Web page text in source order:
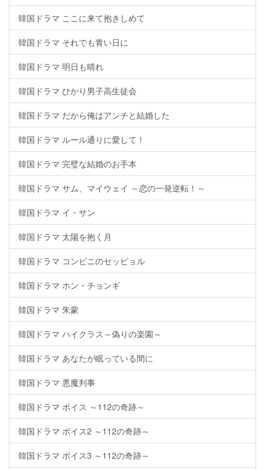
韓国ドラマ ここに来て抱きしめて
韓国ドラマ それでも青い日に
韓国ドラマ 明日も晴れ
韓国ドラマ ひかり男子高生徒会
韓国ドラマ だから俺はアンチと結婚した
韓国ドラマ ルール通りに愛して！
韓国ドラマ 完璧な結婚のお手本
韓国ドラマ サム、マイウェイ ～恋の一発逆転！～
韓国ドラマ イ・サン
韓国ドラマ 太陽を抱く月
韓国ドラマ コンビニのセッピョル
韓国ドラマ ホン・チョンギ
韓国ドラマ 朱蒙
韓国ドラマ ハイクラス～偽りの楽園～
韓国ドラマ あなたが眠っている間に
韓国ドラマ 悪魔判事
韓国ドラマ ボイス ～112の奇跡～
韓国ドラマ ボイス2 ～112の奇跡～
韓国ドラマ ボイス3 ～112の奇跡～